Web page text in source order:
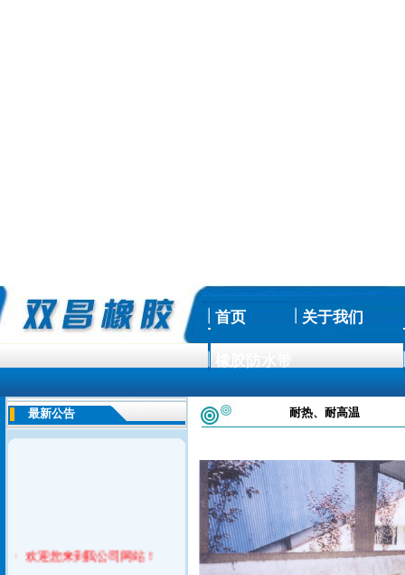
首页 关于我们
橡胶防水带
最新公告
· 欢迎您来到我公司网站！
耐热、耐高温